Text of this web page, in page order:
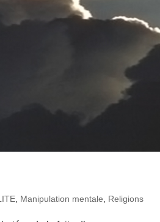
Manipulation mentale Religions